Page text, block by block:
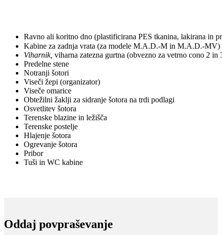
Ravno ali koritno dno (plastificirana PES tkanina, lakirana in
Kabine za zadnja vrata (za modele M.A.D.-M in M.A.D.-MV)
Viharnik, viharna zatezna gurtna (obvezno za vetrno cono 2 in
Predelne stene
Notranji šotori
Viseči žepi (organizator)
Viseče omarice
Obtežilni žaklji za sidranje šotora na trdi podlagi
Osvetlitev šotora
Terenske blazine in ležišča
Terenske postelje
Hlajenje šotora
Ogrevanje šotora
Pribor
Tuši in WC kabine
Oddaj povpraševanje